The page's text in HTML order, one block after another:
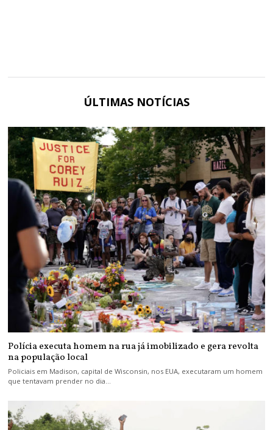
ÚLTIMAS NOTÍCIAS
Polícia executa homem na rua já imobilizado e gera revolta
na população local
Policiais em Madison, capital de Wisconsin, nos EUA, executaram um homem
que tentavam prender no dia…